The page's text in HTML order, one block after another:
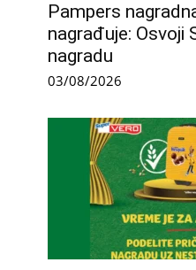
Pampers
nagrađuje: Osvoji
nagradu
03/08/2026